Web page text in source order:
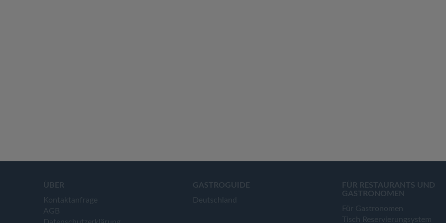
ÜBER
Kontaktanfrage
AGB
GASTROGUIDE
Deutschland
FÜR RESTAURANTS UND
GASTRONOMEN
Für Gastronomen
Tisch Reservierungsystem